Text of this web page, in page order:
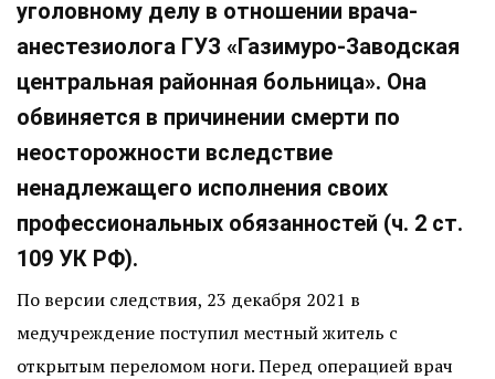
уголовному делу в отношении врача-
анестезиолога ГУЗ «Газимуро-Заводская
центральная районная больница». Она
обвиняется в причинении смерти по
неосторожности вследствие
ненадлежащего исполнения своих
профессиональных обязанностей (ч. 2 ст.
109 УК РФ).
По версии следствия, 23 декабря 2021 в
медучреждение поступил местный житель с
открытым переломом ноги. Перед операцией врач